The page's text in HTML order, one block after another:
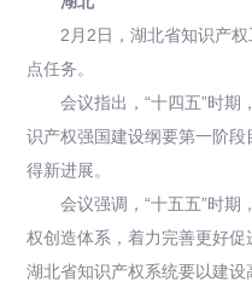
2月2日，湖北省知识产
点任务。
会议指出，“十四五”时
识产权强国建设纲要第一阶
得新进展。
会议强调，“十五五”时
权创造体系，着力完善更好
湖北省知识产权系统要以建